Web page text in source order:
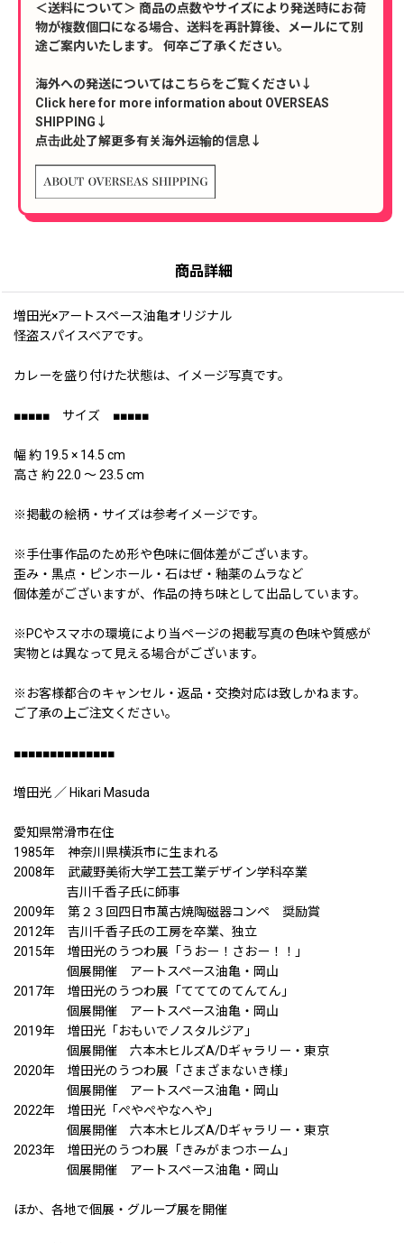
＜送料について＞ 商品の点数やサイズにより発送時にお荷
物が複数個口になる場合、送料を再計算後、メールにて別
途ご案内いたします。 何卒ご了承ください。
海外への発送についてはこちらをご覧ください↓
Click here for more information about OVERSEAS
SHIPPING↓
点击此处了解更多有关海外运输的信息↓
商品詳細
増田光×アートスペース油亀オリジナル
怪盗スパイスベアです。
カレーを盛り付けた状態は、イメージ写真です。
■■■■■ サイズ ■■■■■
幅 約 19.5 × 14.5 cm
高さ 約 22.0 〜 23.5 cm
※掲載の絵柄・サイズは参考イメージです。
※手仕事作品のため形や色味に個体差がございます。
歪み・黒点・ピンホール・石はぜ・釉薬のムラなど
個体差がございますが、作品の持ち味として出品しています。
※PCやスマホの環境により当ページの掲載写真の色味や質感が
実物とは異なって見える場合がございます。
※お客様都合のキャンセル・返品・交換対応は致しかねます。
ご了承の上ご注文ください。
■■■■■■■■■■■■■■
増田光 ／ Hikari Masuda
愛知県常滑市在住
1985年 神奈川県横浜市に生まれる
2008年 武蔵野美術大学工芸工業デザイン学科卒業
吉川千香子氏に師事
2009年 第２３回四日市萬古焼陶磁器コンペ 奨励賞
2012年 吉川千香子氏の工房を卒業、独立
2015年 増田光のうつわ展「うおー！さおー！！」
個展開催 アートスペース油亀・岡山
2017年 増田光のうつわ展「てててのてんてん」
個展開催 アートスペース油亀・岡山
2019年 増田光「おもいでノスタルジア」
個展開催 六本木ヒルズA/Dギャラリー・東京
2020年 増田光のうつわ展「さまざまないき様」
個展開催 アートスペース油亀・岡山
2022年 増田光「ぺやぺやなへや」
個展開催 六本木ヒルズA/Dギャラリー・東京
2023年 増田光のうつわ展「きみがまつホーム」
個展開催 アートスペース油亀・岡山
ほか、各地で個展・グループ展を開催